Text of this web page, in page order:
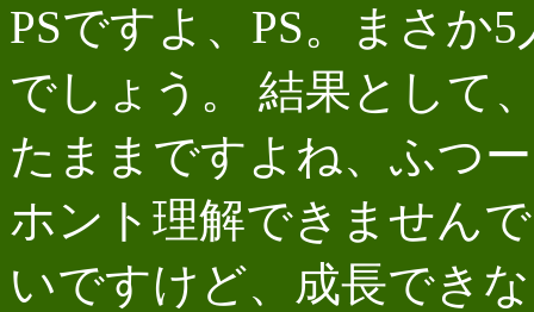
PSですよ、PS。まさか
でしょう。 結果として
たままですよね、ふつ
ホント理解できません
いですけど、成長でき